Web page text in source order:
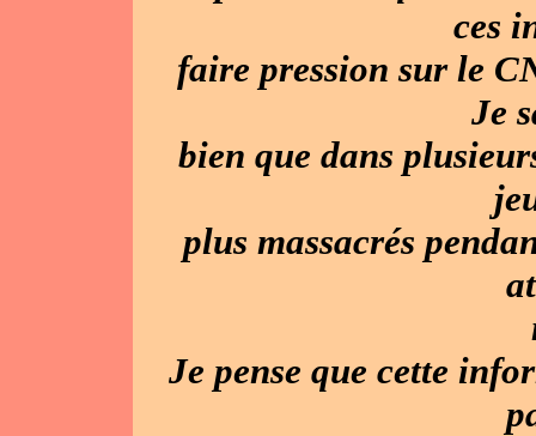
ces
faire pression sur le
Je
bien que dans
plus massacrés
Je pense que cette